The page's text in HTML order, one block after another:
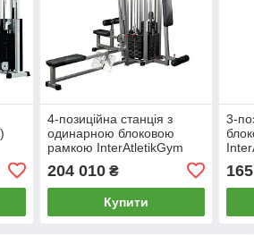
4-позиційна станція з
одинарною блоковою
рамкою InterAtletikGym
204 010₴
Купити
3-